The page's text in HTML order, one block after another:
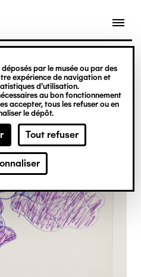
par le musée ou par des
expérience de navigation et
d’utilisation.
au bon fonctionnement
accepter, tous les refuser ou en
le dépôt.
Tout refuser